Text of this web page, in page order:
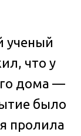
ученый
что у
дома —
было
пролила